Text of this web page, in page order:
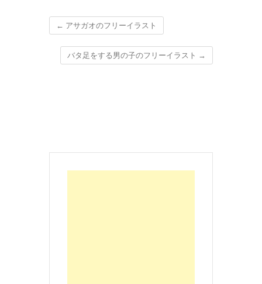
← アサガオのフリーイラスト
バタ足をする男の子のフリーイラスト →